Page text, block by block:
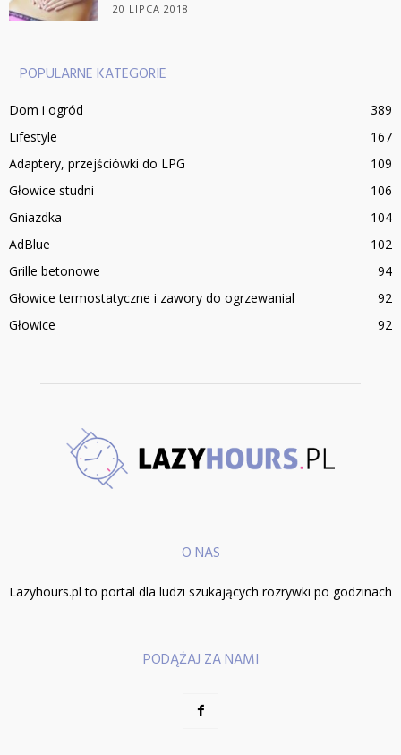
20 LIPCA 2018
POPULARNE KATEGORIE
Dom i ogród
389
Lifestyle
167
Adaptery, przejściówki do LPG
109
Głowice studni
106
Gniazdka
104
AdBlue
102
Grille betonowe
94
Głowice termostatyczne i zawory do ogrzewanial
92
Głowice
92
O NAS
Lazyhours.pl to portal dla ludzi szukających rozrywki po godzinach
PODĄŻAJ ZA NAMI